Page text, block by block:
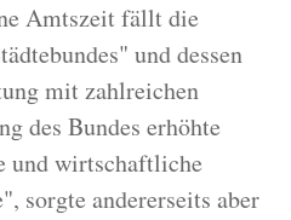
Amtszeit fällt die
und dessen
mit zahlreichen
des Bundes erhöhte
und wirtschaftliche
sorgte andererseits aber